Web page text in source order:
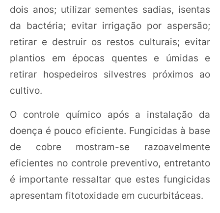
dois anos; utilizar sementes sadias, isentas
da bactéria; evitar irrigação por aspersão;
retirar e destruir os restos culturais; evitar
plantios em épocas quentes e úmidas e
retirar hospedeiros silvestres próximos ao
cultivo.
O controle químico após a instalação da
doença é pouco eficiente. Fungicidas à base
de cobre mostram-se razoavelmente
eficientes no controle preventivo, entretanto
é importante ressaltar que estes fungicidas
apresentam fitotoxidade em cucurbitáceas.